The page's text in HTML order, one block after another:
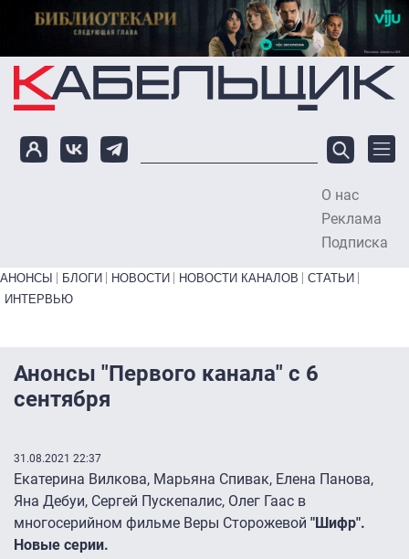
Перейти к основному содержанию
О нас
Реклама
Подписка
Primary links bottom
АНОНСЫ БЛОГИ НОВОСТИ НОВОСТИ КАНАЛОВ
СТАТЬИ
ИНТЕРВЬЮ
Анонсы "Первого канала" с 6
сентября
31.08.2021 22:37
Екатерина Вилкова, Марьяна Спивак, Елена Панова,
Яна Дебуи, Сергей Пускепалис, Олег Гаас в
многосерийном фильме Веры Сторожевой "Шифр".
Новые серии.